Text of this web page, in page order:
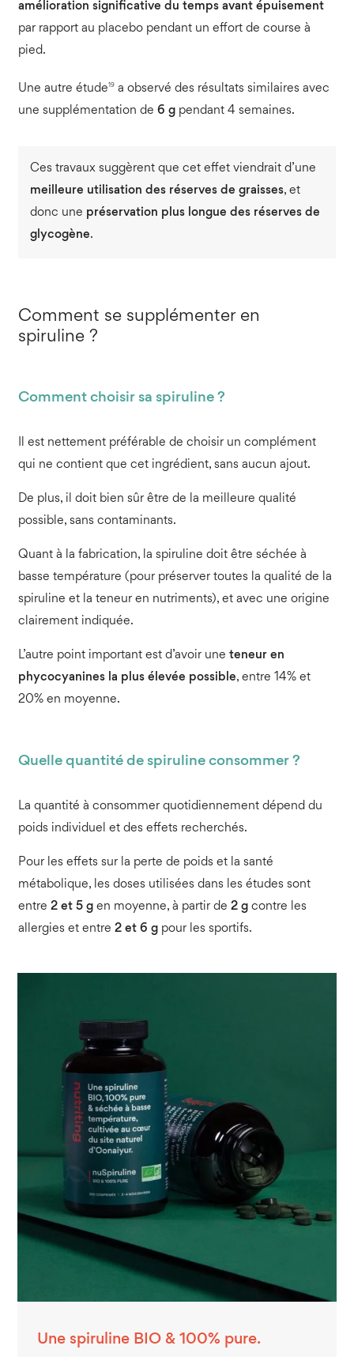
amélioration significative du temps avant épuisement
par rapport au placebo pendant un effort de course à
pied.
Une autre étude19a observé des résultats similaires avec
une supplémentation de 6 gpendant 4 semaines.
Ces travaux suggèrent que cet effet viendrait d’une
meilleure utilisation des réserves de graisses, et
donc une préservation plus longue des réserves de
glycogène.
Comment se supplémenter en
spiruline ?
Comment choisir sa spiruline ?
Il est nettement préférable de choisir un complément
qui ne contient que cet ingrédient, sans aucun ajout.
De plus, il doit bien sûr être de la meilleure qualité
possible, sans contaminants.
Quant à la fabrication, la spiruline doit être séchée à
basse température (pour préserver toutes la qualité de la
spiruline et la teneur en nutriments), et avec une origine
clairement indiquée.
L’autre point important est d’avoir une teneur en
phycocyanines la plus élevée possible, entre 14% et
20% en moyenne.
Quelle quantité de spiruline consommer ?
La quantité à consommer quotidiennement dépend du
poids individuel et des effets recherchés.
Pour les effets sur la perte de poids et la santé
métabolique, les doses utilisées dans les études sont
entre 2 et 5 gen moyenne, à partir de 2 gcontre les
allergies et entre 2 et 6 gpour les sportifs.
Une spiruline BIO & 100% pure.